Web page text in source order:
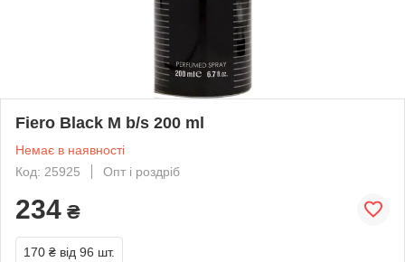
Fiero Black M b/s 200 ml
Немає в наявності
Код: 25925
Опт і роздріб
234 ₴
170 ₴ від 96 шт.